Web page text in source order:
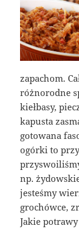
zapachom.
różnorodne
kiełbasy,
kapusta
gotowana
ogórki to
np.
jesteśmy
grochówce,
Jakie